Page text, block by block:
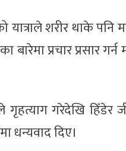
यात्राले शरीर थाके पनि
प्रचार प्रसार
गृहत्याग गरेदेखि हिँडेर
धन्यवाद दिए।